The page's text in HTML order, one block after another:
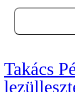
Takács